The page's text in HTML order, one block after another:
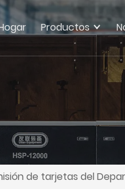
Productos
de tarjetas del